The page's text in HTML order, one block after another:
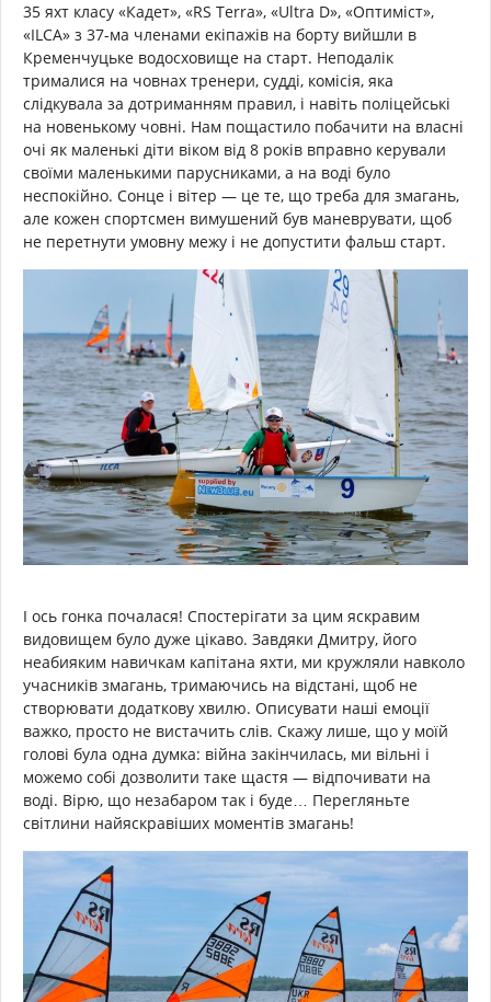
35 яхт класу «Кадет», «RS Terra», «Ultra D», «Оптиміст»,
«ILCA» з 37-ма членами екіпажів на борту вийшли в
Кременчуцьке водосховище на старт. Неподалік
трималися на човнах тренери, судді, комісія, яка
слідкувала за дотриманням правил, і навіть поліцейські
на новенькому човні. Нам пощастило побачити на власні
очі як маленькі діти віком від 8 років вправно керували
своїми маленькими парусниками, а на воді було
неспокійно. Сонце і вітер — це те, що треба для змагань,
але кожен спортсмен вимушений був маневрувати, щоб
не перетнути умовну межу і не допустити фальш старт.
І ось гонка почалася! Спостерігати за цим яскравим
видовищем було дуже цікаво. Завдяки Дмитру, його
неабияким навичкам капітана яхти, ми кружляли навколо
учасників змагань, тримаючись на відстані, щоб не
створювати додаткову хвилю. Описувати наші емоції
важко, просто не вистачить слів. Скажу лише, що у моїй
голові була одна думка: війна закінчилась, ми вільні і
можемо собі дозволити таке щастя — відпочивати на
воді. Вірю, що незабаром так і буде… Перегляньте
світлини найяскравіших моментів змагань!